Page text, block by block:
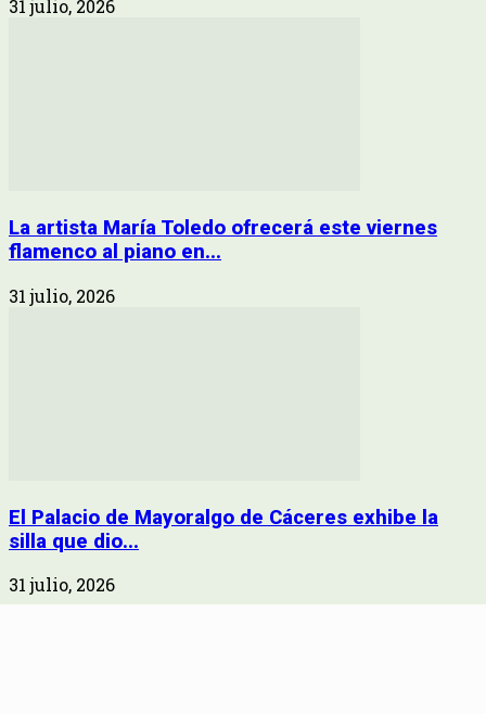
31 julio, 2026
La artista María Toledo ofrecerá este viernes
flamenco al piano en...
31 julio, 2026
El Palacio de Mayoralgo de Cáceres exhibe la
silla que dio...
31 julio, 2026